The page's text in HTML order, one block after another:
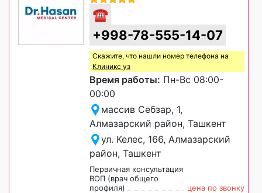
☎
+998-78-555-14-07
Скажите, что нашли номер телефона на
Клиникс уз
Время работы: Пн-Вс 08:00-
00:00
массив Себзар, 1,
Алмазарский район, Ташкент
ул. Келес, 166, Алмазарский
район, Ташкент
Первичная консультация
ВОП (врач общего
профиля)
цена по звонку